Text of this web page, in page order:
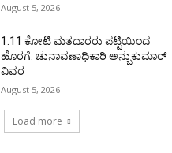
August 5, 2026
1.11 ಕೋಟಿ ಮತದಾರರು ಪಟ್ಟಿಯಿಂದ
ಹೊರಗೆ: ಚುನಾವಣಾಧಿಕಾರಿ ಅನ್ಬುಕುಮಾರ್
ವಿವರ
August 5, 2026
Load more